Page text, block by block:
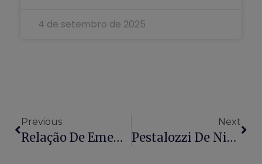
4 de setembro de 2025
Previous
Relação De Emendas Parlamentares Recebidas 2020/2024 – LC 210/2024
Next
Pestalozzi De Niterói Homologa Cotação Para Aquisição De Equipamentos